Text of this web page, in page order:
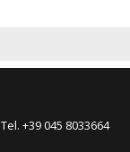
Tel. +39 045 8033664